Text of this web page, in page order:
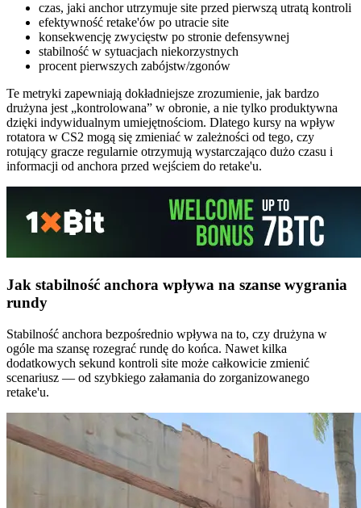
czas, jaki anchor utrzymuje site przed pierwszą utratą kontroli
efektywność retake'ów po utracie site
konsekwencję zwycięstw po stronie defensywnej
stabilność w sytuacjach niekorzystnych
procent pierwszych zabójstw/zgonów
Te metryki zapewniają dokładniejsze zrozumienie, jak bardzo
drużyna jest „kontrolowana” w obronie, a nie tylko produktywna
dzięki indywidualnym umiejętnościom. Dlatego kursy na wpływ
rotatora w CS2 mogą się zmieniać w zależności od tego, czy
rotujący gracze regularnie otrzymują wystarczająco dużo czasu i
informacji od anchora przed wejściem do retake'u.
Jak stabilność anchora wpływa na szanse wygrania
rundy
Stabilność anchora bezpośrednio wpływa na to, czy drużyna w
ogóle ma szansę rozegrać rundę do końca. Nawet kilka
dodatkowych sekund kontroli site może całkowicie zmienić
scenariusz — od szybkiego załamania do zorganizowanego
retake'u.